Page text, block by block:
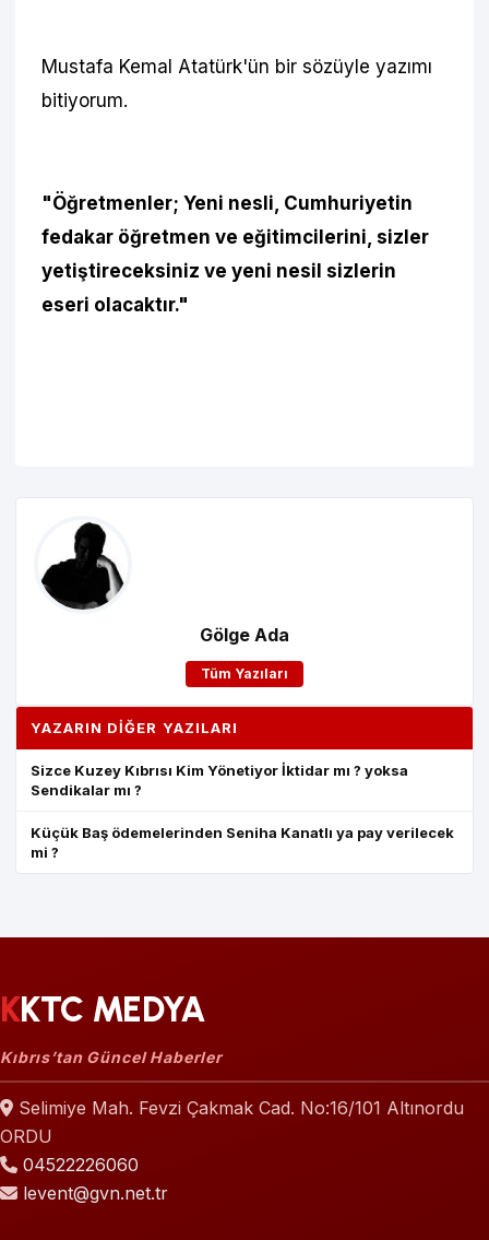
Mustafa Kemal Atatürk'ün bir sözüyle yazımı
bitiyorum.
"Öğretmenler; Yeni nesli, Cumhuriyetin
fedakar öğretmen ve eğitimcilerini, sizler
yetiştireceksiniz ve yeni nesil sizlerin
eseri olacaktır."
Gölge Ada
Tüm Yazıları
YAZARIN DIĞER YAZILARI
Sizce Kuzey Kıbrısı Kim Yönetiyor İktidar mı ? yoksa
Sendikalar mı ?
Küçük Baş ödemelerinden Seniha Kanatlı ya pay verilecek
mi ?
KKTC MEDYA
Kıbrıs’tan Güncel Haberler
Selimiye Mah. Fevzi Çakmak Cad. No:16/101 Altınordu
ORDU
04522226060
levent@gvn.net.tr